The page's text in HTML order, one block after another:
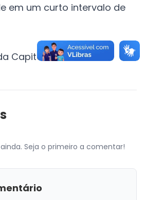
em um curto intervalo de
Capital
Seja o primeiro a comentar!